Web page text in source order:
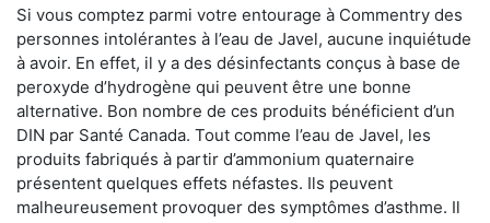
Si vous comptez parmi votre entourage à Commentry des
personnes intolérantes à l’eau de Javel, aucune inquiétude
à avoir. En effet, il y a des désinfectants conçus à base de
peroxyde d’hydrogène qui peuvent être une bonne
alternative. Bon nombre de ces produits bénéficient d’un
DIN par Santé Canada. Tout comme l’eau de Javel, les
produits fabriqués à partir d’ammonium quaternaire
présentent quelques effets néfastes. Ils peuvent
malheureusement provoquer des symptômes d’asthme. Il